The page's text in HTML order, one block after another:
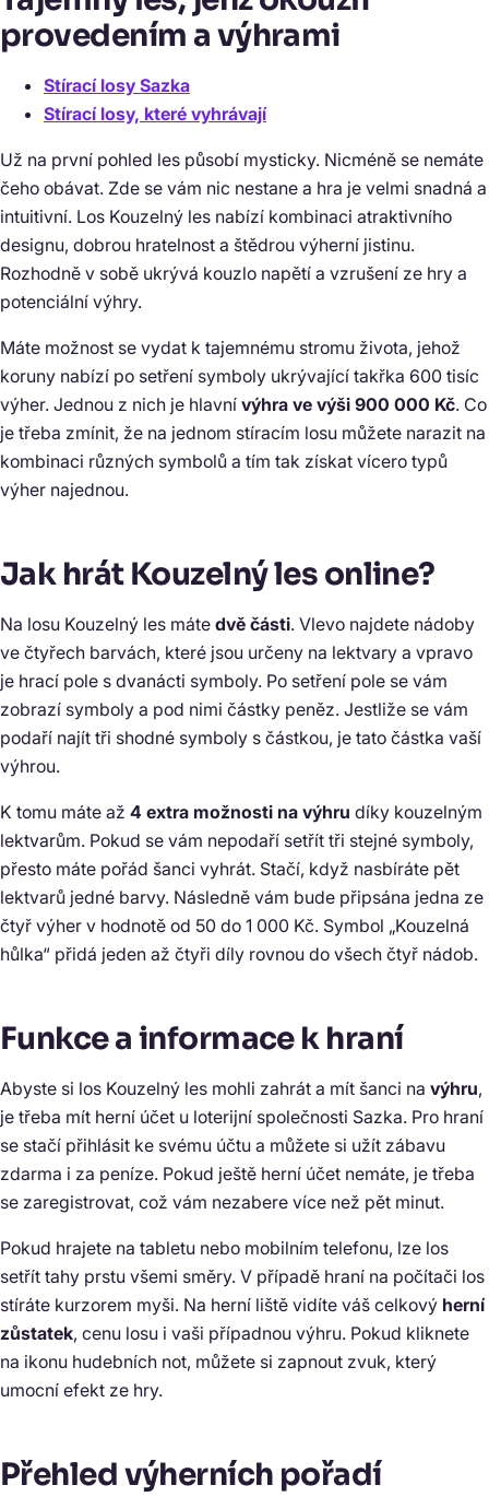
provedením a výhrami
Stírací losy Sazka
Stírací losy, které vyhrávají
Už na první pohled les působí mysticky. Nicméně se nemáte
čeho obávat. Zde se vám nic nestane a hra je velmi snadná a
intuitivní. Los Kouzelný les nabízí kombinaci atraktivního
designu, dobrou hratelnost a štědrou výherní jistinu.
Rozhodně v sobě ukrývá kouzlo napětí a vzrušení ze hry a
potenciální výhry.
Máte možnost se vydat k tajemnému stromu života, jehož
koruny nabízí po setření symboly ukrývající takřka 600 tisíc
výher. Jednou z nich je hlavní výhra ve výši 900 000 Kč. Co
je třeba zmínit, že na jednom stíracím losu můžete narazit na
kombinaci různých symbolů a tím tak získat vícero typů
výher najednou.
Jak hrát Kouzelný les online?
Na losu Kouzelný les máte dvě části. Vlevo najdete nádoby
ve čtyřech barvách, které jsou určeny na lektvary a vpravo
je hrací pole s dvanácti symboly. Po setření pole se vám
zobrazí symboly a pod nimi částky peněz. Jestliže se vám
podaří najít tři shodné symboly s částkou, je tato částka vaší
výhrou.
K tomu máte až 4 extra možnosti na výhru díky kouzelným
lektvarům. Pokud se vám nepodaří setřít tři stejné symboly,
přesto máte pořád šanci vyhrát. Stačí, když nasbíráte pět
lektvarů jedné barvy. Následně vám bude připsána jedna ze
čtyř výher v hodnotě od 50 do 1 000 Kč. Symbol „Kouzelná
hůlka“ přidá jeden až čtyři díly rovnou do všech čtyř nádob.
Funkce a informace k hraní
Abyste si los Kouzelný les mohli zahrát a mít šanci na výhru,
je třeba mít herní účet u loterijní společnosti Sazka. Pro hraní
se stačí přihlásit ke svému účtu a můžete si užít zábavu
zdarma i za peníze. Pokud ještě herní účet nemáte, je třeba
se zaregistrovat, což vám nezabere více než pět minut.
Pokud hrajete na tabletu nebo mobilním telefonu, lze los
setřít tahy prstu všemi směry. V případě hraní na počítači los
stíráte kurzorem myši. Na herní liště vidíte váš celkový herní
zůstatek, cenu losu i vaši případnou výhru. Pokud kliknete
na ikonu hudebních not, můžete si zapnout zvuk, který
umocní efekt ze hry.
Přehled výherních pořadí